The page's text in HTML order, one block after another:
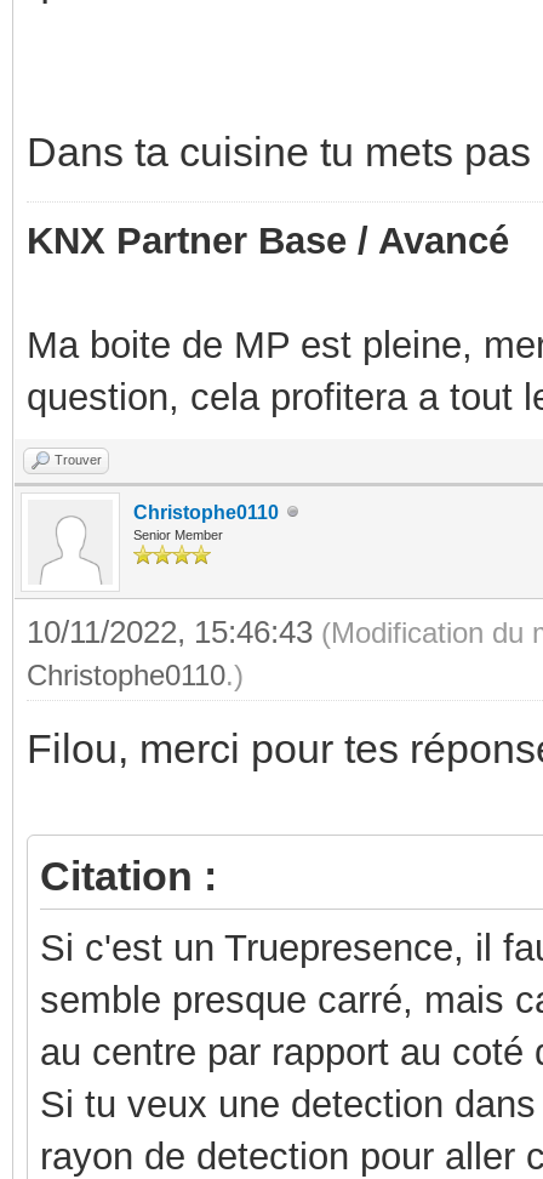
Dans ta cuisine tu mets
KNX Partner Base / Avancé
Ma boite de MP est pleine,
question, cela profitera a tout
Trouver
Christophe0110
Senior Member
10/11/2022, 15:46:43 (Modification du
Christophe0110.)
Filou, merci pour tes
Citation :
Si c'est un Truepresence, il
semble presque carré, mais
au centre par rapport au
Si tu veux une detection
rayon de detection pour aller